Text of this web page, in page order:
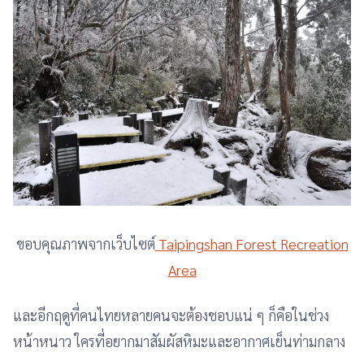
ขอบคุณภาพจากเว็บไซต์ Taipingshan Forest Recreation
Area
และอีกฤดูที่คนไทยหลายคนจะต้องชอบแน่ ๆ ก็คือในช่วง
หน้าหนาว ใครที่อยากมาสัมผัสหิมะและอากาศเย็นท่ามกลาง